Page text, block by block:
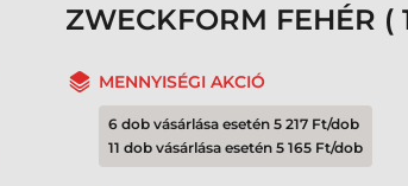
ZWECKFORM FEHÉR (
MENNYISÉGI AKCIÓ
6 dob vásárlása esetén 5 217 Ft/dob
11 dob vásárlása esetén 5 165 Ft/dob